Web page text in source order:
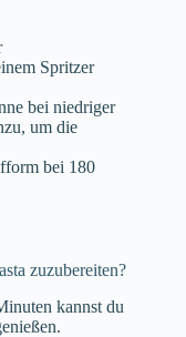
Spritzer
bei niedriger
um die
bei 180
zuzubereiten?
kannst du